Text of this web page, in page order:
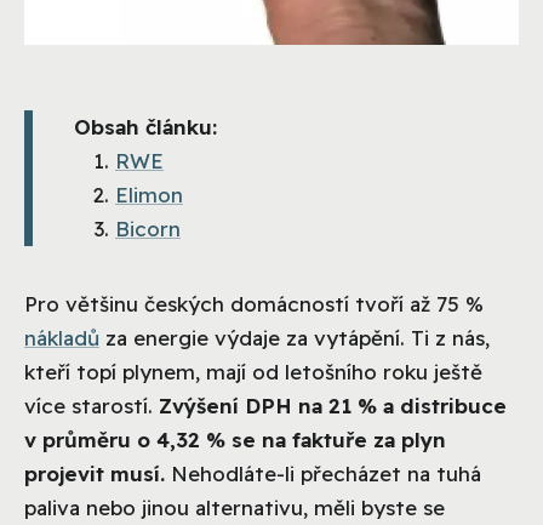
Obsah článku:
RWE
Elimon
Bicorn
Pro většinu českých domácností tvoří až 75 %
nákladů za energie výdaje za vytápění. Ti z nás,
kteří topí plynem, mají od letošního roku ještě
více starostí. Zvýšení DPH na 21 % a distribuce
v průměru o 4,32 % se na faktuře za plyn
projevit musí. Nehodláte-li přecházet na tuhá
paliva nebo jinou alternativu, měli byste se